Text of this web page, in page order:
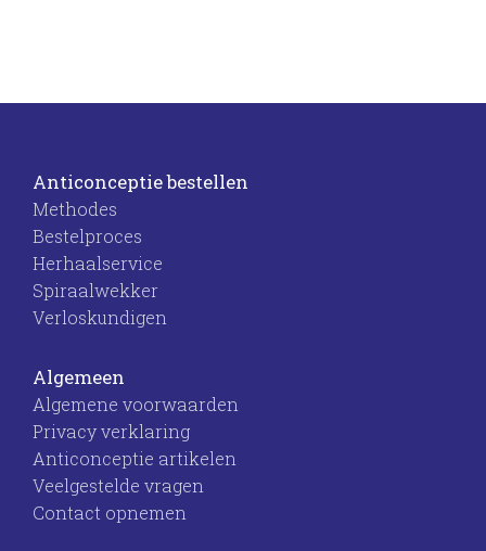
Anticonceptie bestellen
Methodes
Bestelproces
Herhaalservice
Spiraalwekker
Verloskundigen
Algemeen
Algemene voorwaarden
Privacy verklaring
Anticonceptie artikelen
Veelgestelde vragen
Contact opnemen